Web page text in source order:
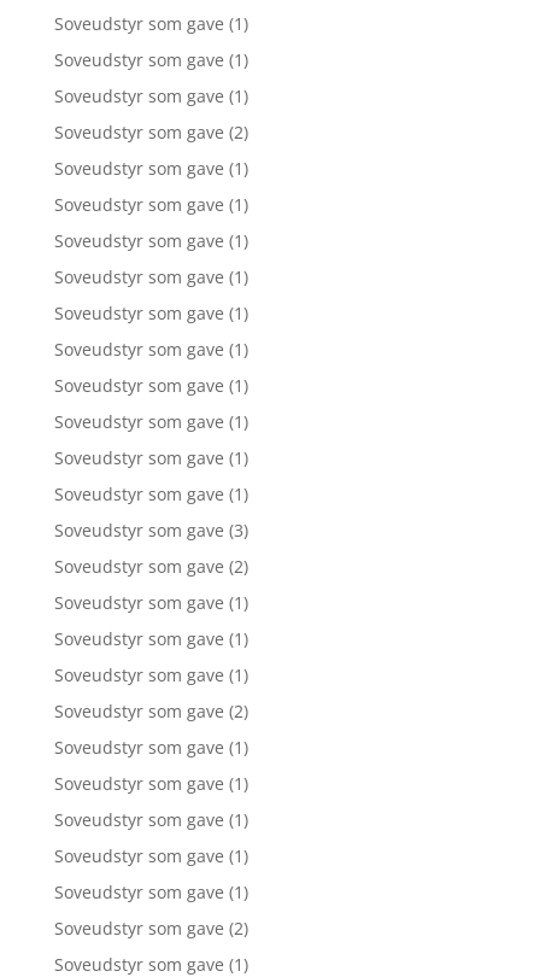
Soveudstyr som gave (1)
Soveudstyr som gave (1)
Soveudstyr som gave (1)
Soveudstyr som gave (2)
Soveudstyr som gave (1)
Soveudstyr som gave (1)
Soveudstyr som gave (1)
Soveudstyr som gave (1)
Soveudstyr som gave (1)
Soveudstyr som gave (1)
Soveudstyr som gave (1)
Soveudstyr som gave (1)
Soveudstyr som gave (1)
Soveudstyr som gave (1)
Soveudstyr som gave (3)
Soveudstyr som gave (2)
Soveudstyr som gave (1)
Soveudstyr som gave (1)
Soveudstyr som gave (1)
Soveudstyr som gave (2)
Soveudstyr som gave (1)
Soveudstyr som gave (1)
Soveudstyr som gave (1)
Soveudstyr som gave (1)
Soveudstyr som gave (1)
Soveudstyr som gave (2)
Soveudstyr som gave (1)